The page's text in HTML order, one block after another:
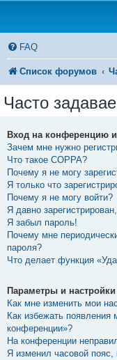
FAQ
Список форумов
Часто
Вход на конференцию и
Зачем мне нужно
Что такое COPPA?
Почему я не могу
Я только что
Почему я не могу войти?
Я давно
Я забыл пароль!
Почему мне
пароля?
Что делает функция
Параметры и
Как мне изменить мои
Как избежать появления
конференции»?
На конференции
Я изменил часовой пояс,